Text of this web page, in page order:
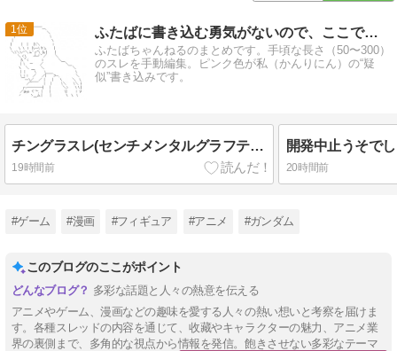
1 ふたばに書き込む勇気がないので、ここで勝手に参加するブログ
ふたばちゃんねるのまとめです。手頃な長さ（50〜300）
のスレを手動編集。ピンク色が私（かんりにん）の“疑
似”書き込みです。
チングラスレ(センチメンタルグラフティスレ)
19時間前
開発中止うそで
20時間前
#ゲーム #漫画 #フィギュア #アニメ #ガンダム
このブログのここがポイント
多彩な話題と人々の熱意を伝える
アニメやゲーム、漫画などの趣味を愛する人々の熱い想いと考察を届けま
す。各種スレッドの内容を通じて、收藏やキャラクターの魅力、アニメ業
界の裏側まで、多角的な視点から情報を発信。飽きさせない多彩なテーマ